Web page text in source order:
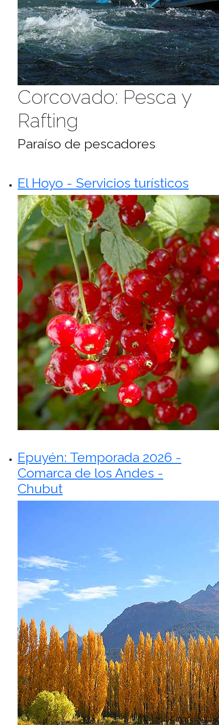
Corcovado: Pesca y
Rafting
Paraíso de pescadores
El Hoyo - Servicios turísticos
Epuyén: Temporada 2026 -
Comarca de los Andes -
Chubut